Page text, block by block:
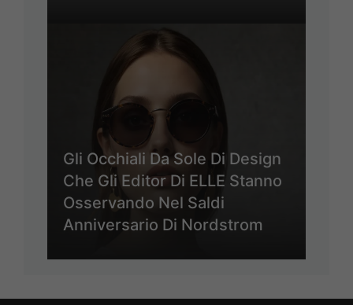
Gli Occhiali Da Sole Di Design
Che Gli Editor Di ELLE Stanno
Osservando Nel Saldi
Anniversario Di Nordstrom